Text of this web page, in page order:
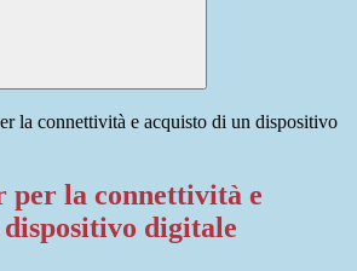
la connettività e acquisto di un dispositivo
per la connettività e
digitale